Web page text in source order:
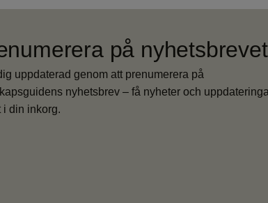
på
uppdaterad genom att prenumerera på
nyhetsbrev – få nyheter och
i din inkorg.